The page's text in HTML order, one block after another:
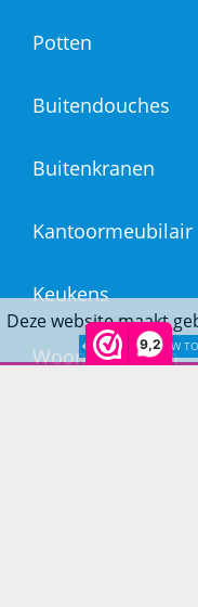
9,2
Deze website maakt
LATER OPNIEUW
Potten
Buitendouches
Buitenkranen
Kantoormeubilair
Keukens
Woonmeubelen